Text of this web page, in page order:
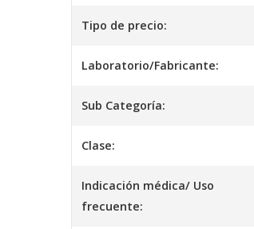
Tipo de precio:
Laboratorio/Fabricante:
Sub Categoría:
Clase:
Indicación médica/ Uso
frecuente: